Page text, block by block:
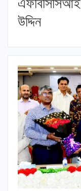
উদ্দিন